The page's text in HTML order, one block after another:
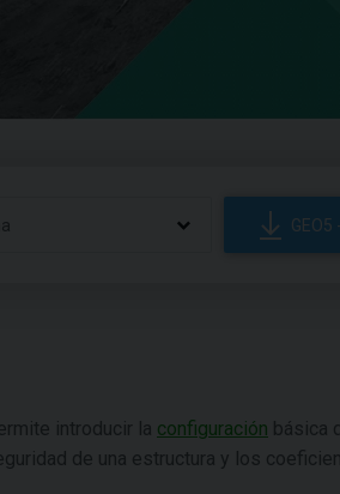
introducir la configuración básica
de una estructura y los